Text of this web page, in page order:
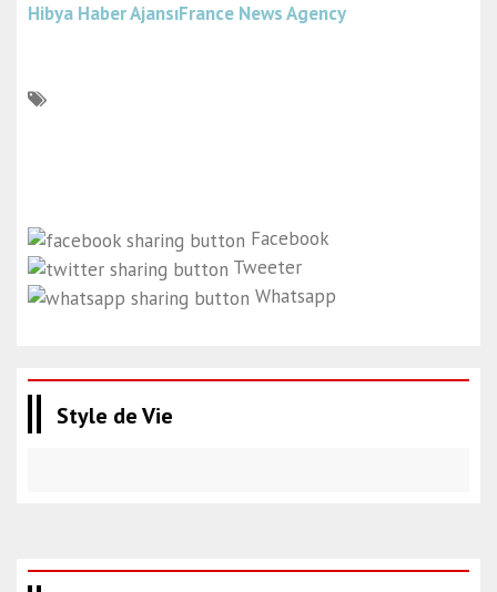
Hibya Haber AjansıFrance News Agency
Facebook
Tweeter
Whatsapp
Style de Vie